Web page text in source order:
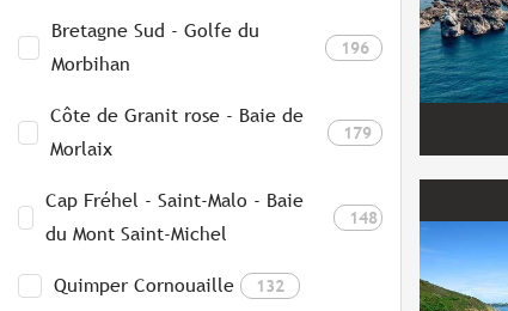
Bretagne Sud - Golfe du
Morbihan
196
Côte de Granit rose - Baie de
Morlaix
179
Cap Fréhel - Saint-Malo - Baie
du Mont Saint-Michel
148
Quimper Cornouaille 132